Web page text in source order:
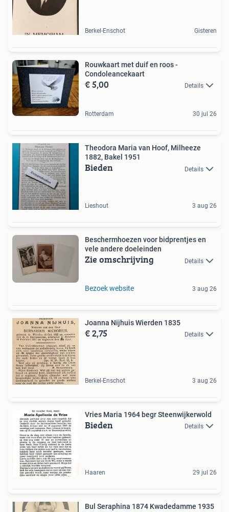
Berkel-Enschot Gisteren
Rouwkaart met duif en roos -
Condoleancekaart
€ 5,00 Details
Rotterdam 30 jul 26
Theodora Maria van Hoof, Milheeze
1882, Bakel 1951
Bieden Details
Lieshout 3 aug 26
Beschermhoezen voor bidprentjes en
vele andere doeleinden
Zie omschrijving Details
Bezoek website 3 aug 26
Joanna Nijhuis Wierden 1835
€ 2,75 Details
Berkel-Enschot 3 aug 26
Vries Maria 1964 begr Steenwijkerwold
Bieden Details
Haaren 29 jul 26
Bul Seraphina 1874 Kwadedamme 1935